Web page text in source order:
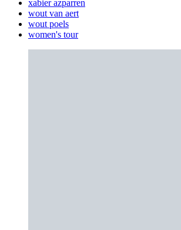
xabier azparren
wout van aert
wout poels
women's tour